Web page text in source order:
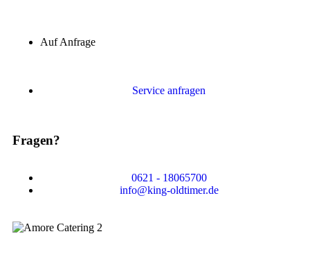
Auf Anfrage
Service anfragen
Fragen?
0621 - 18065700
info@king-oldtimer.de